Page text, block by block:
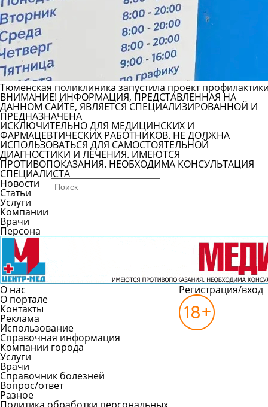
Тюменская поликлиника запустила проект
ВНИМАНИЕ! ИНФОРМАЦИЯ, ПРЕДСТАВЛЕННАЯ НА
ДАННОМ САЙТЕ, ЯВЛЯЕТСЯ СПЕЦИАЛИЗИРОВАННОЙ И
ПРЕДНАЗНАЧЕНА
ИСКЛЮЧИТЕЛЬНО ДЛЯ МЕДИЦИНСКИХ И
ФАРМАЦЕВТИЧЕСКИХ РАБОТНИКОВ. НЕ ДОЛЖНА
ИСПОЛЬЗОВАТЬСЯ ДЛЯ САМОСТОЯТЕЛЬНОЙ
ДИАГНОСТИКИ И ЛЕЧЕНИЯ. ИМЕЮТСЯ
ПРОТИВОПОКАЗАНИЯ. НЕОБХОДИМА КОНСУЛЬТАЦИЯ
СПЕЦИАЛИСТА
Новости
Статьи
Услуги
Компании
Врачи
Персона
О нас
О портале
Контакты
Реклама
Использование
Справочная информация
Компании города
Услуги
Врачи
Справочник болезней
Вопрос/ответ
Разное
Регистрация/вход